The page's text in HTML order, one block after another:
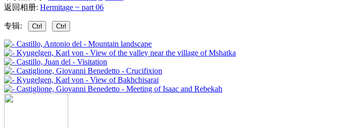
返回相册: Hermitage ~ part 06
专辑: Ctrl Ctrl